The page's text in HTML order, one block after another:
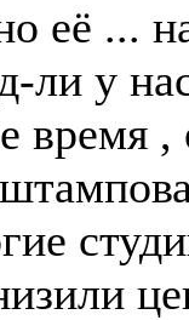
её ...
ли у
время ,